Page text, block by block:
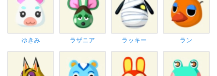
ゆきみ ラザニア ラッキー ラン